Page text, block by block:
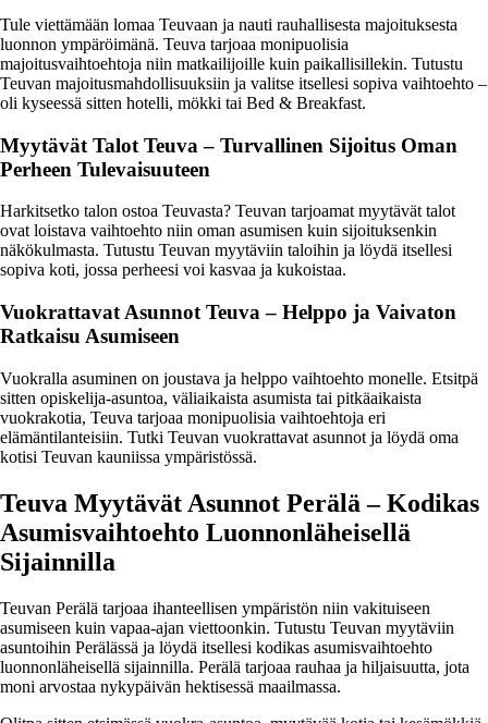
Tule viettämään lomaa Teuvaan ja nauti rauhallisesta majoituksesta
luonnon ympäröimänä. Teuva tarjoaa monipuolisia
majoitusvaihtoehtoja niin matkailijoille kuin paikallisillekin. Tutustu
Teuvan majoitusmahdollisuuksiin ja valitse itsellesi sopiva vaihtoehto –
oli kyseessä sitten hotelli, mökki tai Bed & Breakfast.
Myytävät Talot Teuva – Turvallinen Sijoitus Oman
Perheen Tulevaisuuteen
Harkitsetko talon ostoa Teuvasta? Teuvan tarjoamat myytävät talot
ovat loistava vaihtoehto niin oman asumisen kuin sijoituksenkin
näkökulmasta. Tutustu Teuvan myytäviin taloihin ja löydä itsellesi
sopiva koti, jossa perheesi voi kasvaa ja kukoistaa.
Vuokrattavat Asunnot Teuva – Helppo ja Vaivaton
Ratkaisu Asumiseen
Vuokralla asuminen on joustava ja helppo vaihtoehto monelle. Etsitpä
sitten opiskelija-asuntoa, väliaikaista asumista tai pitkäaikaista
vuokrakotia, Teuva tarjoaa monipuolisia vaihtoehtoja eri
elämäntilanteisiin. Tutki Teuvan vuokrattavat asunnot ja löydä oma
kotisi Teuvan kauniissa ympäristössä.
Teuva Myytävät Asunnot Perälä – Kodikas
Asumisvaihtoehto Luonnonläheisellä
Sijainnilla
Teuvan Perälä tarjoaa ihanteellisen ympäristön niin vakituiseen
asumiseen kuin vapaa-ajan viettoonkin. Tutustu Teuvan myytäviin
asuntoihin Perälässä ja löydä itsellesi kodikas asumisvaihtoehto
luonnonläheisellä sijainnilla. Perälä tarjoaa rauhaa ja hiljaisuutta, jota
moni arvostaa nykypäivän hektisessä maailmassa.